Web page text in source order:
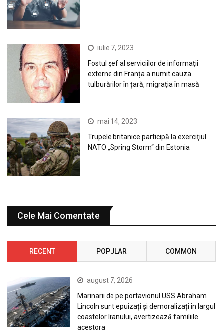
iulie 7, 2023
Fostul șef al serviciilor de informații
externe din Franța a numit cauza
tulburărilor în țară, migrația în masă
mai 14, 2023
Trupele britanice participă la exerciţiul
NATO „Spring Storm“ din Estonia
Cele Mai Comentate
RECENT POPULAR COMMON
august 7, 2026
Marinarii de pe portavionul USS Abraham
Lincoln sunt epuizați și demoralizați în largul
coastelor Iranului, avertizează familiile
acestora